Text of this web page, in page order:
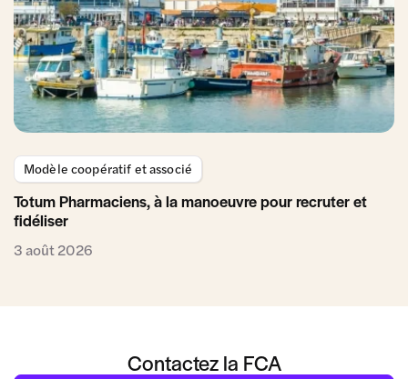
Modèle coopératif et associé
Totum Pharmaciens, à la manoeuvre pour recruter et
fidéliser
3 août 2026
Contactez la FCA